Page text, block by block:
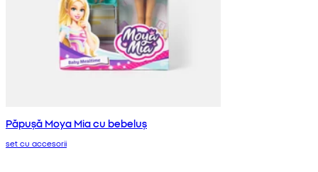
Păpușă Moya Mia cu bebeluș
set cu accesorii